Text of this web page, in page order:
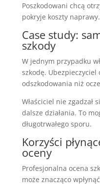
Poszkodowani chcą
pokryje koszty naprawy.
Case study:
szkody
W jednym przypadku
szkodę. Ubezpieczyciel
odszkodowania niż
Właściciel nie zgadzał
dalsze działania. To
długotrwałego sporu.
Korzyści
oceny
Profesjonalna ocena
może znacząco